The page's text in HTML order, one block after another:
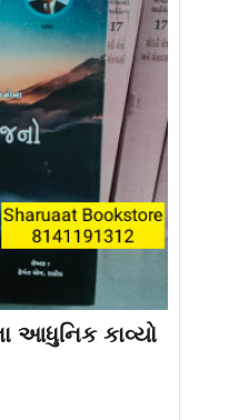
આધુનિક કાવ્યો